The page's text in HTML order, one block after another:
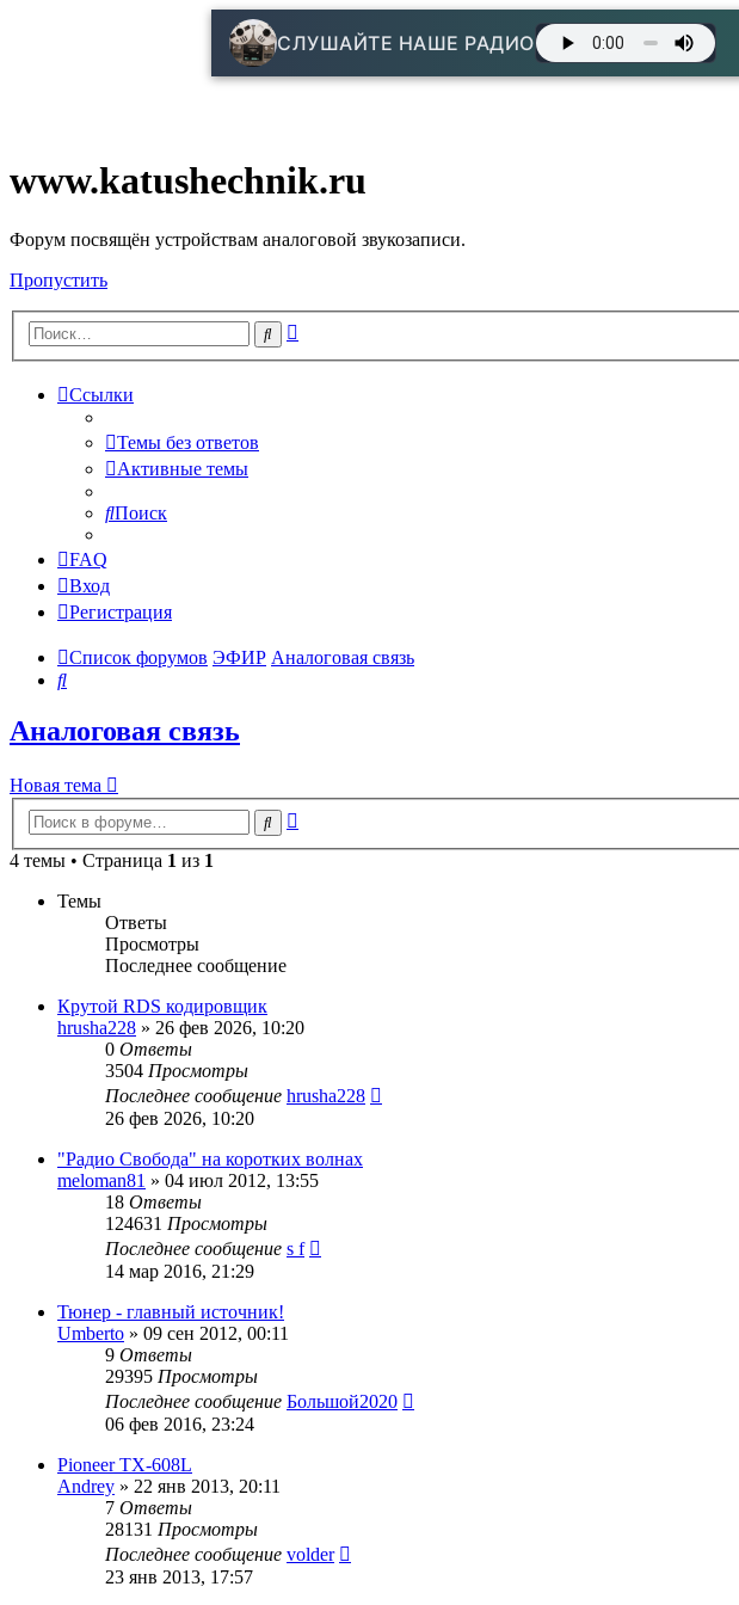
СЛУШАЙТЕ НАШЕ РАДИО
www.katushechnik.ru
Форум посвящён устройствам аналоговой звукозаписи.
Пропустить
Поиск
Ссылки
Темы без ответов
Активные темы
Поиск
FAQ
Вход
Регистрация
Список форумов ЭФИР Аналоговая связь
Поиск
Аналоговая связь
Новая тема
Поиск
4 темы • Страница 1 из 1
Темы
Ответы
Просмотры
Последнее сообщение
Крутой RDS кодировщик
hrusha228 » 26 фев 2026, 10:20
0 Ответы
3504 Просмотры
Последнее сообщение hrusha228
26 фев 2026, 10:20
"Радио Свобода" на коротких волнах
meloman81 » 04 июл 2012, 13:55
18 Ответы
124631 Просмотры
Последнее сообщение s f
14 мар 2016, 21:29
Тюнер - главный источник!
Umberto » 09 сен 2012, 00:11
9 Ответы
29395 Просмотры
Последнее сообщение Большой2020
06 фев 2016, 23:24
Pioneer TX-608L
Andrey » 22 янв 2013, 20:11
7 Ответы
28131 Просмотры
Последнее сообщение volder
23 янв 2013, 17:57